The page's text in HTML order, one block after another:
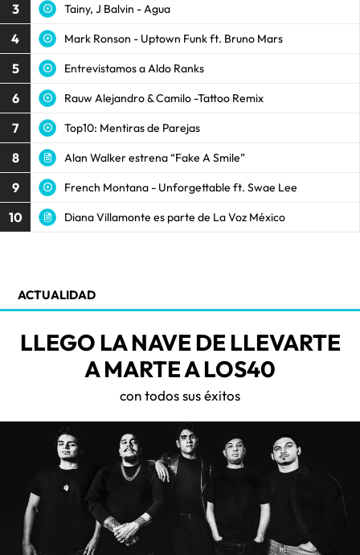
3 Tainy, J Balvin - Agua
4 Mark Ronson - Uptown Funk ft. Bruno Mars
5 Entrevistamos a Aldo Ranks
6 Rauw Alejandro & Camilo -Tattoo Remix
7 Top10: Mentiras de Parejas
8 Alan Walker estrena “Fake A Smile”
9 French Montana - Unforgettable ft. Swae Lee
10 Diana Villamonte es parte de La Voz México
ACTUALIDAD
LLEGO LA NAVE DE LLEVARTE
A MARTE A LOS40
con todos sus éxitos